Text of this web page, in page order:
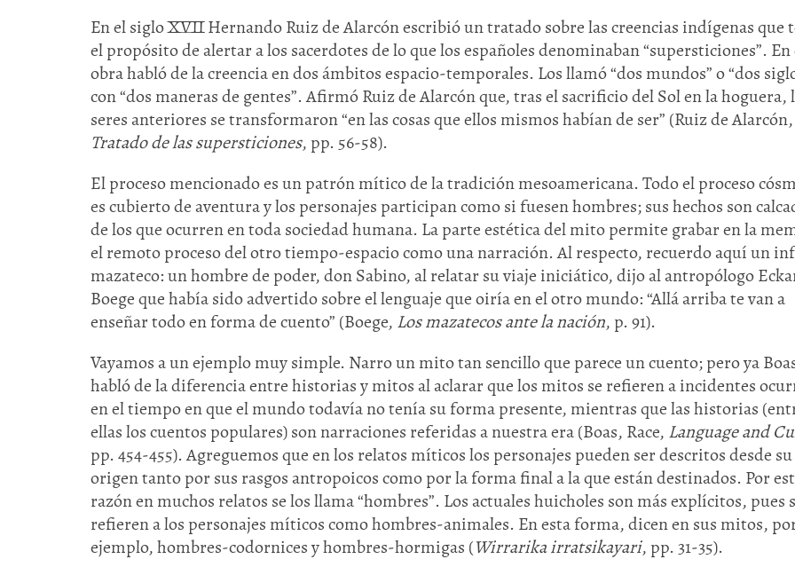
En el siglo XVII Hernando Ruiz de Alarcón escribió un tratado sobre las creencias indígenas que
el propósito de alertar a los sacerdotes de lo que los españoles denominaban “supersticiones”.
obra habló de la creencia en dos ámbitos espacio-temporales. Los llamó “dos mundos” o “dos
con “dos maneras de gentes”. Afirmó Ruiz de Alarcón que, tras el sacrificio del Sol en la hoguera,
seres anteriores se transformaron “en las cosas que ellos mismos habían de ser” (Ruiz de Alarcón,
Tratado de las supersticiones, pp. 56-58).
El proceso mencionado es un patrón mítico de la tradición mesoamericana. Todo el proceso
es cubierto de aventura y los personajes participan como si fuesen hombres; sus hechos son
de los que ocurren en toda sociedad humana. La parte estética del mito permite grabar en la
el remoto proceso del otro tiempo-espacio como una narración. Al respecto, recuerdo aquí un
mazateco: un hombre de poder, don Sabino, al relatar su viaje iniciático, dijo al antropólogo
Boege que había sido advertido sobre el lenguaje que oiría en el otro mundo: “Allá arriba te van a
enseñar todo en forma de cuento” (Boege, Los mazatecos ante la nación, p. 91).
Vayamos a un ejemplo muy simple. Narro un mito tan sencillo que parece un cuento; pero ya
habló de la diferencia entre historias y mitos al aclarar que los mitos se refieren a incidentes
en el tiempo en que el mundo todavía no tenía su forma presente, mientras que las historias
ellas los cuentos populares) son narraciones referidas a nuestra era (Boas, Race, Language and
pp. 454-455). Agreguemos que en los relatos míticos los personajes pueden ser descritos desde su
origen tanto por sus rasgos antropoicos como por la forma final a la que están destinados. Por
razón en muchos relatos se los llama “hombres”. Los actuales huicholes son más explícitos, pues
refieren a los personajes míticos como hombres-animales. En esta forma, dicen en sus mitos,
ejemplo, hombres-codornices y hombres-hormigas (Wirrarika irratsikayari, pp. 31-35).
Huasteca
Olmecas